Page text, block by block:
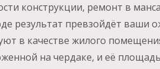
конструкции, ремонт в
результат превзойдёт ваши
в качестве жилого
на чердаке, и её